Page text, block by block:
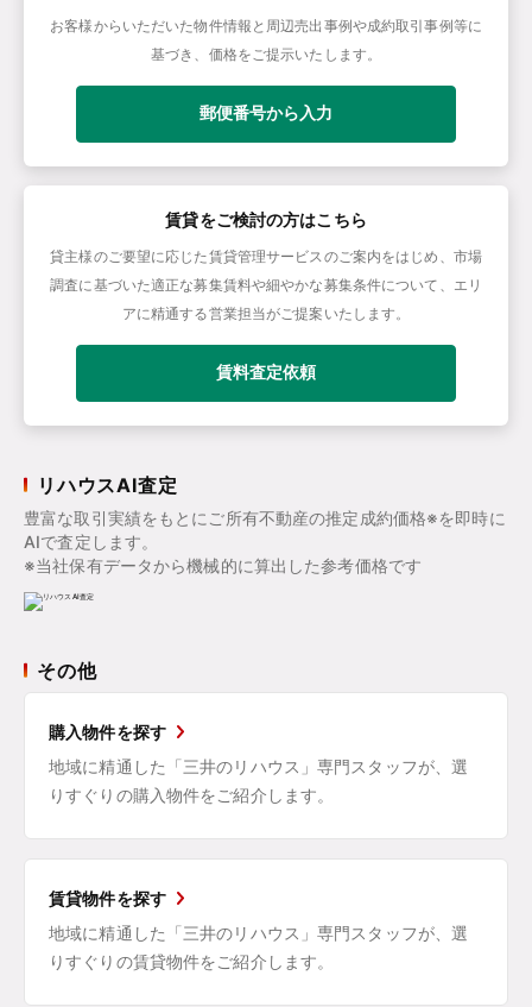
お客様からいただいた物件情報と周辺売出事例や成約取引事例等に
基づき、価格をご提示いたします。
郵便番号から入力
賃貸をご検討の方はこちら
貸主様のご要望に応じた賃貸管理サービスのご案内をはじめ、市場
調査に基づいた適正な募集賃料や細やかな募集条件について、エリ
アに精通する営業担当がご提案いたします。
賃料査定依頼
リハウスAI査定
豊富な取引実績をもとにご所有不動産の推定成約価格※を即時に
AIで査定します。
※当社保有データから機械的に算出した参考価格です
その他
購入物件を探す
地域に精通した「三井のリハウス」専門スタッフが、選
りすぐりの購入物件をご紹介します。
賃貸物件を探す
地域に精通した「三井のリハウス」専門スタッフが、選
りすぐりの賃貸物件をご紹介します。